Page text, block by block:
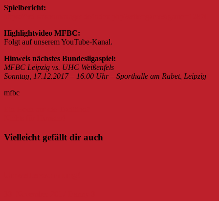
Spielbericht:
Highlightvideo MFBC:
Folgt auf unserem YouTube-Kanal.
Hinweis nächstes Bundesligaspiel:
MFBC Leipzig vs. UHC Weißenfels
Sonntag, 17.12.2017 – 16.00 Uhr – Sporthalle am Rabet, Leipzig
mfbc
Vielleicht gefällt dir auch